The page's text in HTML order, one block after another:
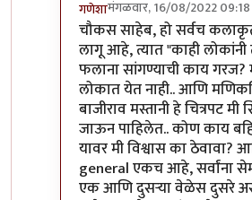
गणेशामंगळवार, 16/08/2022 09:18
In reply toआजकाल न बघता
चौकस साहेब, हो सर्वच
लागू आहे, त्यात "काही
फलाना सांगण्याची काय गरज?
लोकात येत नाही.. आणि
बाजीराव मस्तानी हे चित्रपट मी
जाऊन पाहिलेत.. कोण काय
यावर मी विश्वास का
general एकच आहे, सर्वांना
एक आणि दुसऱ्या वेळेस दुसरे